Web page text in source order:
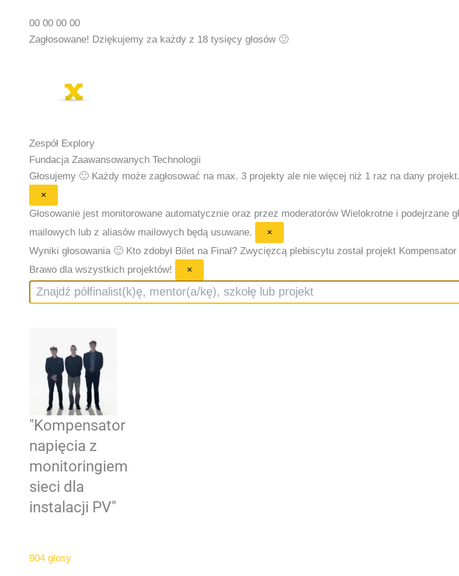
00 00 00 00
Zagłosowane! Dziękujemy za każdy z 18 tysięcy głosów 🙂
Zespół Explory
Fundacja Zaawansowanych Technologii
Głosujemy 🙂 Każdy może zagłosować na max. 3 projekty ale nie więcej niż 1 raz na dany
×
Głosowanie jest monitorowane automatycznie oraz przez moderatorów Wielokrotne i podejrzane
mailowych lub z aliasów mailowych będą usuwane.
×
Wyniki głosowania 🙂 Kto zdobył Bilet na Finał? Zwycięzcą plebiscytu został projekt
Brawo dla wszystkich projektów!
×
Szukaj
"Kompensator
napięcia z
monitoringiem
sieci dla
instalacji PV"
904 głosy